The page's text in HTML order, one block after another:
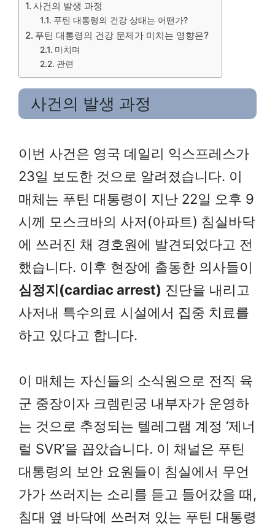
사건의 발생 과정
푸틴 대통령의 건강 상태는 어떤가?
푸틴 대통령의 건강 문제가 미치는 영향은?
마치며
관련
사건의 발생 과정
이번 사건은 영국 데일리 익스프레스가
23일 보도한 것으로 알려졌습니다. 이
매체는 푸틴 대통령이 지난 22일 오후 9
시께 모스크바의 사저(아파트) 침실바닥
에 쓰러진 채 경호원에 발견되었다고 전
했습니다. 이후 현장에 출동한 의사들이
심정지(cardiac arrest) 진단을 내리고
사저내 특수의료 시설에서 집중 치료를
하고 있다고 합니다.
이 매체는 자신들의 소식원으로 전직 육
군 중장이자 크렘린궁 내부자가 운영하
는 것으로 추정되는 텔레그램 계정 ‘제너
럴 SVR’을 꼽았습니다. 이 채널은 푸틴
대통령의 보안 요원들이 침실에서 무언
가가 쓰러지는 소리를 듣고 들어갔을 때,
침대 옆 바닥에 쓰러져 있는 푸틴 대통령